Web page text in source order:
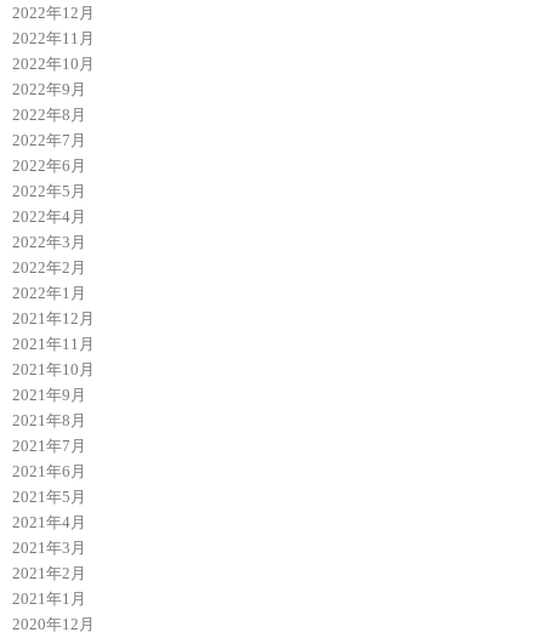
2022年12月
2022年11月
2022年10月
2022年9月
2022年8月
2022年7月
2022年6月
2022年5月
2022年4月
2022年3月
2022年2月
2022年1月
2021年12月
2021年11月
2021年10月
2021年9月
2021年8月
2021年7月
2021年6月
2021年5月
2021年4月
2021年3月
2021年2月
2021年1月
2020年12月